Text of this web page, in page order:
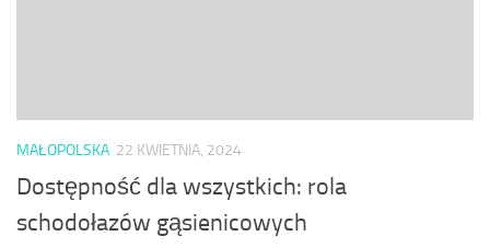
MAŁOPOLSKA 22 KWIETNIA, 2024
Dostępność dla wszystkich: rola
schodołazów gąsienicowych